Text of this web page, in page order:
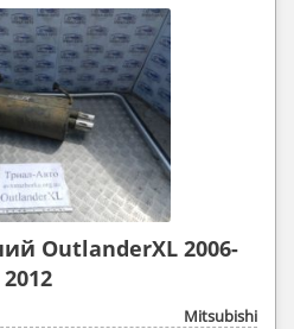
OutlanderXL 2006-
2012
Mitsubishi